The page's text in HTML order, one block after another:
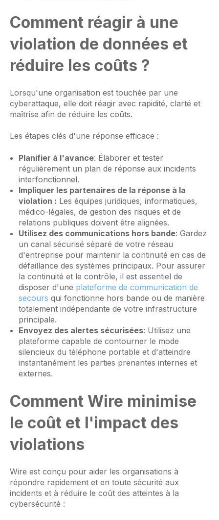
Comment réagir à une
violation de données et
réduire les coûts ?
Lorsqu'une organisation est touchée par une
cyberattaque, elle doit réagir avec rapidité, clarté et
maîtrise afin de réduire les coûts.
Les étapes clés d'une réponse efficace :
Planifier à l'avance: Élaborer et tester
régulièrement un plan de réponse aux incidents
interfonctionnel.
Impliquer les partenaires de la réponse à la
violation : Les équipes juridiques, informatiques,
médico-légales, de gestion des risques et de
relations publiques doivent être alignées.
Utilisez des communications hors bande: Gardez
un canal sécurisé séparé de votre réseau
d'entreprise pour maintenir la continuité en cas de
défaillance des systèmes principaux. Pour assurer
la continuité et le contrôle, il est essentiel de
disposer d'une plateforme de communication de
secours qui fonctionne hors bande ou de manière
totalement indépendante de votre infrastructure
principale.
Envoyez des alertes sécurisées: Utilisez une
plateforme capable de contourner le mode
silencieux du téléphone portable et d'atteindre
instantanément les parties prenantes internes et
externes.
Comment Wire minimise
le coût et l'impact des
violations
Wire est conçu pour aider les organisations à
répondre rapidement et en toute sécurité aux
incidents et à réduire le coût des atteintes à la
cybersécurité :